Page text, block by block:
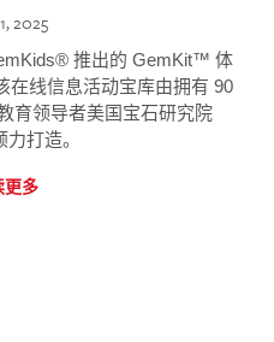
2025
推出的 GemKit™ 体
在线信息活动宝库由拥有 90
育领导者美国宝石研究院
打造。
更多